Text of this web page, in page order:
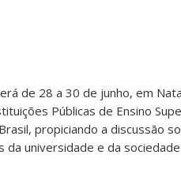
de 28 a 30 de junho, em
Públicas de Ensino
propiciando a discussão
universidade e da